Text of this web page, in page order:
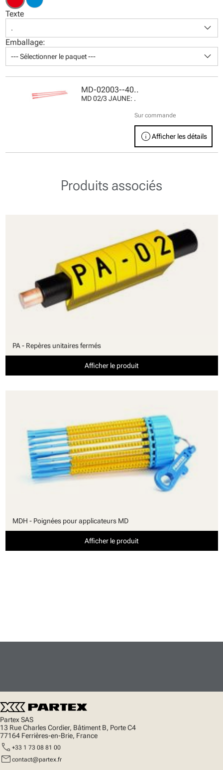
Texte
. keyboard_arrow_down
Emballage:
--- Sélectionner le paquet --- keyboard_arrow_down
MD-02003--40..
MD 02/3 JAUNE: .
Sur commande
infoAfficher les détails
Produits associés
PA - Repères unitaires fermés
Afficher le produit
MDH - Poignées pour applicateurs MD
Afficher le produit
Partex SAS
13 Rue Charles Cordier, Bâtiment B, Porte C4
77164 Ferrières-en-Brie, France
call +33 1 73 08 81 00
mail contact@partex.fr